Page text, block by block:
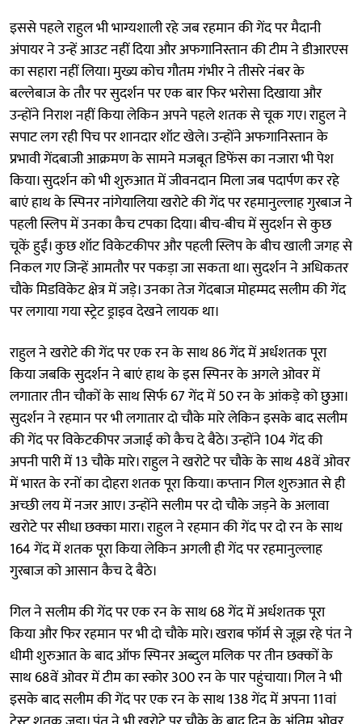
इससे पहले राहुल भी भाग्यशाली रहे जब रहमान की गेंद पर मैदानी
अंपायर ने उन्हें आउट नहीं दिया और अफगानिस्तान की टीम ने डीआरएस
का सहारा नहीं लिया। मुख्य कोच गौतम गंभीर ने तीसरे नंबर के
बल्लेबाज के तौर पर सुदर्शन पर एक बार फिर भरोसा दिखाया और
उन्होंने निराश नहीं किया लेकिन अपने पहले शतक से चूक गए। राहुल ने
सपाट लग रही पिच पर शानदार शॉट खेले। उन्होंने अफगानिस्तान के
प्रभावी गेंदबाजी आक्रमण के सामने मजबूत डिफेंस का नजारा भी पेश
किया। सुदर्शन को भी शुरुआत में जीवनदान मिला जब पदार्पण कर रहे
बाएं हाथ के स्पिनर नांगेयालिया खरोटे की गेंद पर रहमानुल्लाह गुरबाज ने
पहली स्लिप में उनका कैच टपका दिया। बीच-बीच में सुदर्शन से कुछ
चूकें हुईं। कुछ शॉट विकेटकीपर और पहली स्लिप के बीच खाली जगह से
निकल गए जिन्हें आमतौर पर पकड़ा जा सकता था। सुदर्शन ने अधिकतर
चौके मिडविकेट क्षेत्र में जड़े। उनका तेज गेंदबाज मोहम्मद सलीम की गेंद
पर लगाया गया स्ट्रेट ड्राइव देखने लायक था।
राहुल ने खरोटे की गेंद पर एक रन के साथ 86 गेंद में अर्धशतक पूरा
किया जबकि सुदर्शन ने बाएं हाथ के इस स्पिनर के अगले ओवर में
लगातार तीन चौकों के साथ सिर्फ 67 गेंद में 50 रन के आंकड़े को छुआ।
सुदर्शन ने रहमान पर भी लगातार दो चौके मारे लेकिन इसके बाद सलीम
की गेंद पर विकेटकीपर जजाई को कैच दे बैठे। उन्होंने 104 गेंद की
अपनी पारी में 13 चौके मारे। राहुल ने खरोटे पर चौके के साथ 48वें ओवर
में भारत के रनों का दोहरा शतक पूरा किया। कप्तान गिल शुरुआत से ही
अच्छी लय में नजर आए। उन्होंने सलीम पर दो चौके जड़ने के अलावा
खरोटे पर सीधा छक्का मारा। राहुल ने रहमान की गेंद पर दो रन के साथ
164 गेंद में शतक पूरा किया लेकिन अगली ही गेंद पर रहमानुल्लाह
गुरबाज को आसान कैच दे बैठे।
गिल ने सलीम की गेंद पर एक रन के साथ 68 गेंद में अर्धशतक पूरा
किया और फिर रहमान पर भी दो चौके मारे। खराब फॉर्म से जूझ रहे पंत ने
धीमी शुरुआत के बाद ऑफ स्पिनर अब्दुल मलिक पर तीन छक्कों के
साथ 68वें ओवर में टीम का स्कोर 300 रन के पार पहुंचाया। गिल ने भी
इसके बाद सलीम की गेंद पर एक रन के साथ 138 गेंद में अपना 11वां